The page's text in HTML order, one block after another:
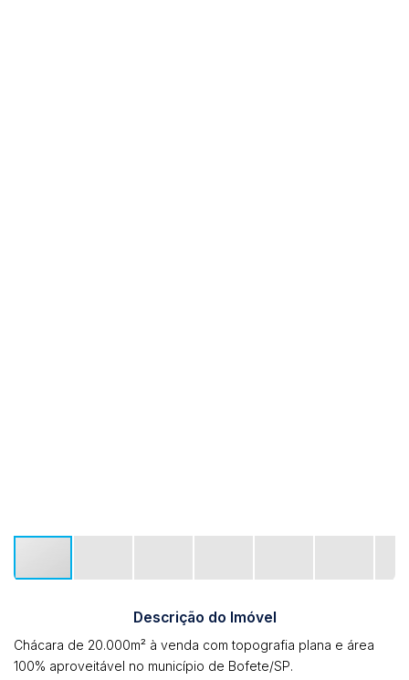
Descrição do Imóvel
Chácara de 20.000m² à venda com topografia plana e área
100% aproveitável no município de Bofete/SP.